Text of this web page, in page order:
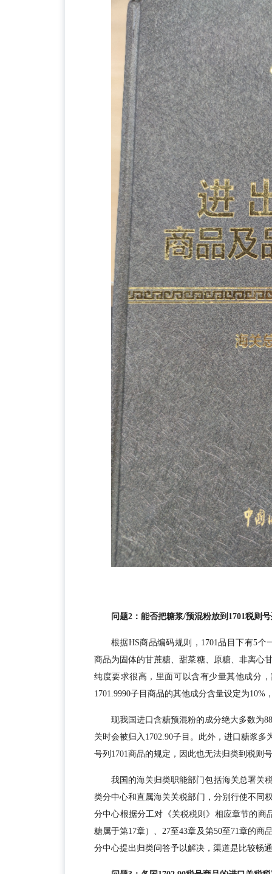
问题2：能否把糖浆/预混粉放到1701税则
根据HS商品编码规则，1701品目下有5个
商品为固体的甘蔗糖、甜菜糖、原糖、非离心
纯度要求很高，里面可以含有少量其他成分
1701.9990子目商品的其他成分含量设定为10%
现我国进口含糖预混粉的成分绝大多数为
关时会被归入1702.90子目。此外，进口糖浆
号列1701商品的规定，因此也无法归类到税则
我国的海关归类职能部门包括海关总署关
类分中心和直属海关关税部门，分别行使不同
分中心根据分工对《关税税则》相应章节的商
糖属于第17章）、27至43章及第50至71章的
分中心提出归类问答予以解决，渠道是比较畅